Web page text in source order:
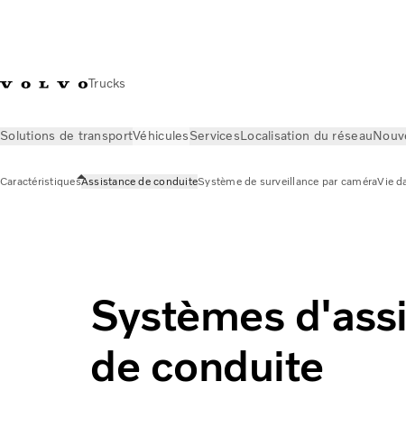
Trucks
Solutions de transportVéhiculesServicesLocalisation du réseau
CaractéristiquesAssistance de conduiteSystème de surveillance par caméraVie
Systèmes
de conduite